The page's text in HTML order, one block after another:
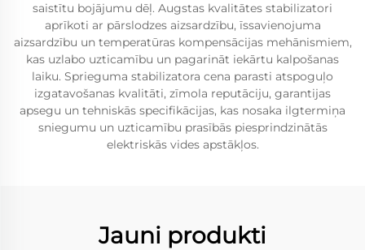
saistītu bojājumu dēļ. Augstas kvalitātes stabilizatori
aprīkoti ar pārslodzes aizsardzību, īssavienojuma
aizsardzību un temperatūras kompensācijas mehānismiem,
kas uzlabo uzticamību un pagarināt iekārtu kalpošanas
laiku. Sprieguma stabilizatora cena parasti atspoguļo
izgatavošanas kvalitāti, zīmola reputāciju, garantijas
apsegu un tehniskās specifikācijas, kas nosaka ilgtermiņa
sniegumu un uzticamību prasībās piesprindzinātās
elektriskās vides apstākļos.
Jauni produkti